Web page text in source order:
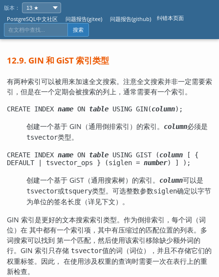
版本：
PostgreSQL中文社区
问题报告(gitee) 问题报告(github) 纠错本页面
搜索
12.9. GIN 和 GiST 索引类型
有两种索引可以被用来加速全文搜索。注意全文搜索并非一定需要索
引，但是在一个定期会被搜索的列上，通常需要有一个索引。
CREATE INDEX name ON table USING GIN(column);
创建一个基于 GIN（通用倒排索引）的索引。 column必须是
tsvector类型。
CREATE INDEX name ON table USING GIST (column [ {
DEFAULT | tsvector_ops } (siglen = number) ] );
创建一个基于 GiST（通用搜索树）的索引。 column可以是
tsvector或tsquery类型。可选整数参数siglen确定以字节
为单位的签名长度（详见下文）。
GIN 索引是更好的文本搜索索引类型。作为倒排索引，每个词（词
位）在 其中都有一个索引项，其中有压缩过的匹配位置的列表。多
词搜索可以找到 第一个匹配，然后使用该索引移除缺少额外词的
行。GIN 索引只存储 tsvector值的词（词位），并且不存储它们的
权重标签。因此， 在使用涉及权重的查询时需要一次在表行上的重
新检查。